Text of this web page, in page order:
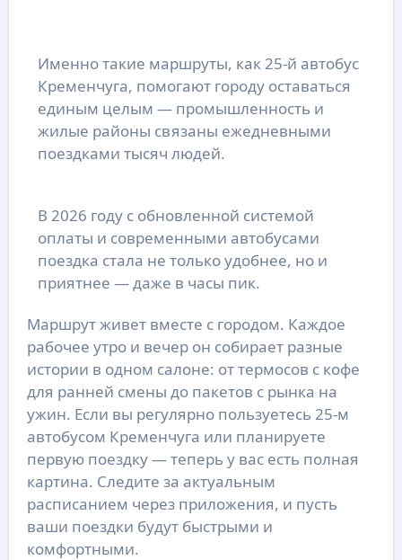
Именно такие маршруты, как 25-й автобус
Кременчуга, помогают городу оставаться
единым целым — промышленность и
жилые районы связаны ежедневными
поездками тысяч людей.
В 2026 году с обновленной системой
оплаты и современными автобусами
поездка стала не только удобнее, но и
приятнее — даже в часы пик.
Маршрут живет вместе с городом. Каждое
рабочее утро и вечер он собирает разные
истории в одном салоне: от термосов с кофе
для ранней смены до пакетов с рынка на
ужин. Если вы регулярно пользуетесь 25-м
автобусом Кременчуга или планируете
первую поездку — теперь у вас есть полная
картина. Следите за актуальным
расписанием через приложения, и пусть
ваши поездки будут быстрыми и
комфортными.